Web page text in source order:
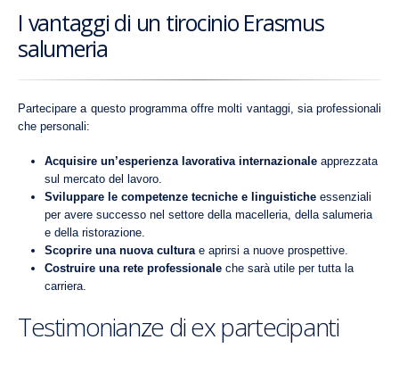
I vantaggi di un tirocinio Erasmus
salumeria
Partecipare a questo programma offre molti vantaggi, sia professionali
che personali:
Acquisire un’esperienza lavorativa internazionale apprezzata
sul mercato del lavoro.
Sviluppare le competenze tecniche e linguisticheessenziali
per avere successo nel settore della macelleria, della salumeria
e della ristorazione.
Scoprire una nuova culturae aprirsi a nuove prospettive.
Costruire una rete professionaleche sarà utile per tutta la
carriera.
Testimonianze di ex partecipanti